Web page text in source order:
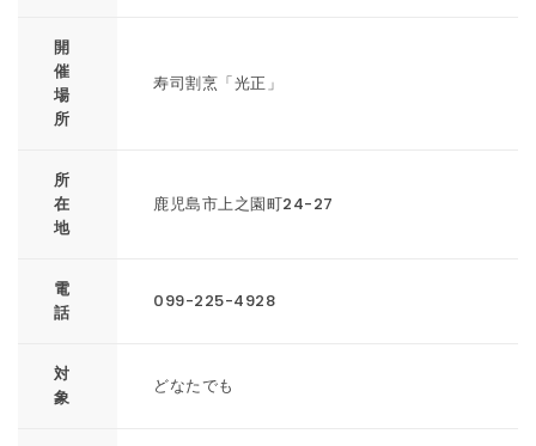
開
催
場
所
寿司割烹「光正」
所
在
地
鹿児島市上之園町24-27
電
話
099-225-4928
対
象
どなたでも